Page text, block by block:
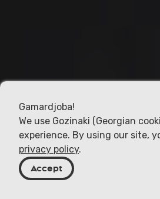
Gamardjoba!
We use Gozinaki (Georgian
experience. By using our site,
privacy policy.
Accept